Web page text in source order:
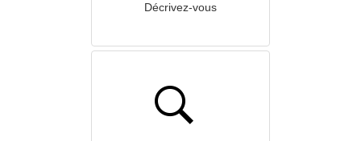
Décrivez-vous